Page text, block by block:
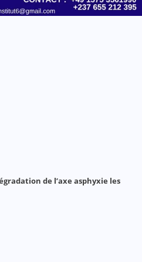
de l’axe asphyxie les